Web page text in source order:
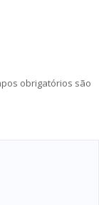
obrigatórios são